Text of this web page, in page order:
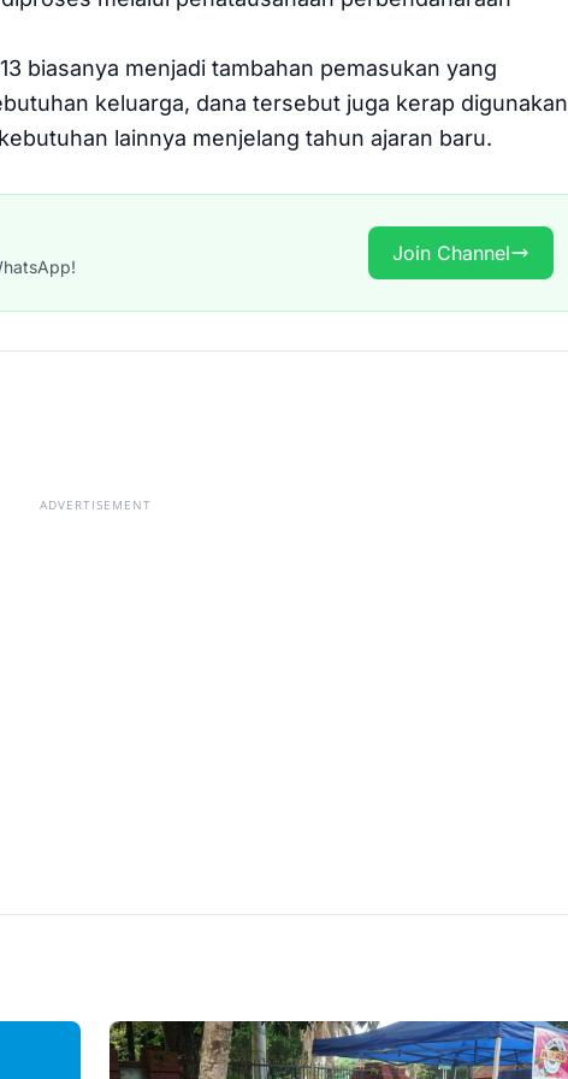
biasanya menjadi tambahan pemasukan yang
keluarga, dana tersebut juga kerap digunakan
lainnya menjelang tahun ajaran baru.
Join Channel
ADVERTISEMENT